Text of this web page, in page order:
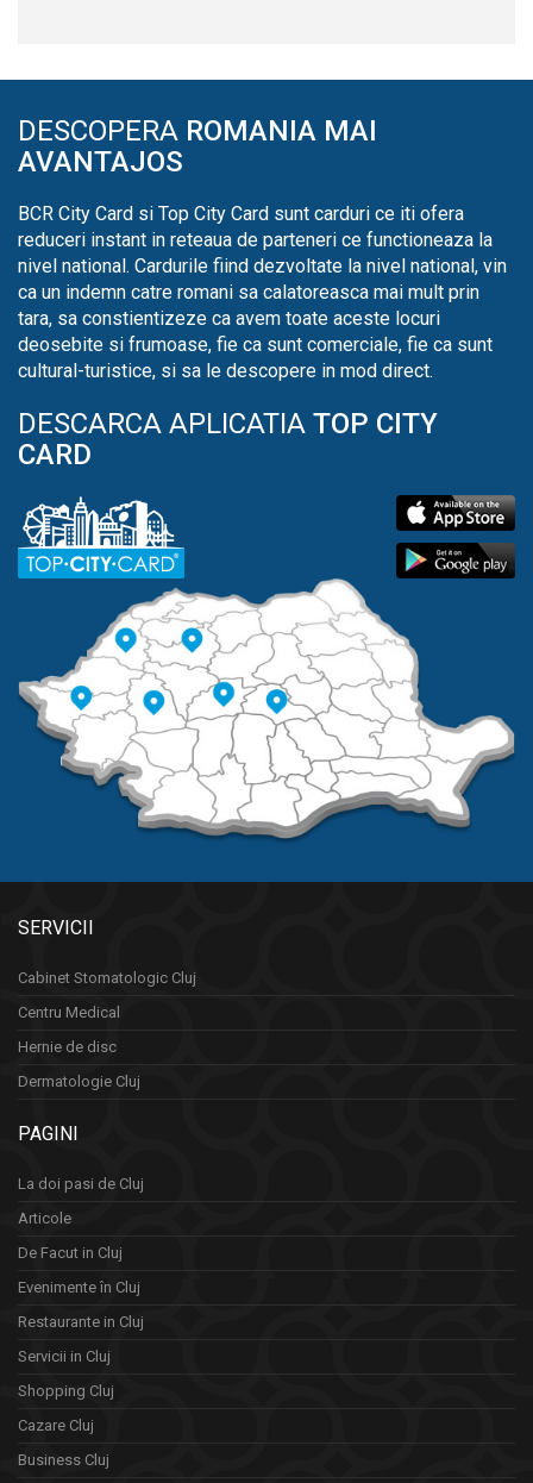
DESCOPERA ROMANIA MAI
AVANTAJOS
BCR City Card si Top City Card sunt carduri ce iti ofera
reduceri instant in reteaua de parteneri ce functioneaza la
nivel national. Cardurile fiind dezvoltate la nivel national, vin
ca un indemn catre romani sa calatoreasca mai mult prin
tara, sa constientizeze ca avem toate aceste locuri
deosebite si frumoase, fie ca sunt comerciale, fie ca sunt
cultural-turistice, si sa le descopere in mod direct.
DESCARCA APLICATIA TOP CITY
CARD
SERVICII
Cabinet Stomatologic Cluj
Centru Medical
Hernie de disc
Dermatologie Cluj
PAGINI
La doi pasi de Cluj
Articole
De Facut in Cluj
Evenimente în Cluj
Restaurante in Cluj
Servicii in Cluj
Shopping Cluj
Cazare Cluj
Business Cluj